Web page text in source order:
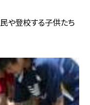
や登校する子供たち